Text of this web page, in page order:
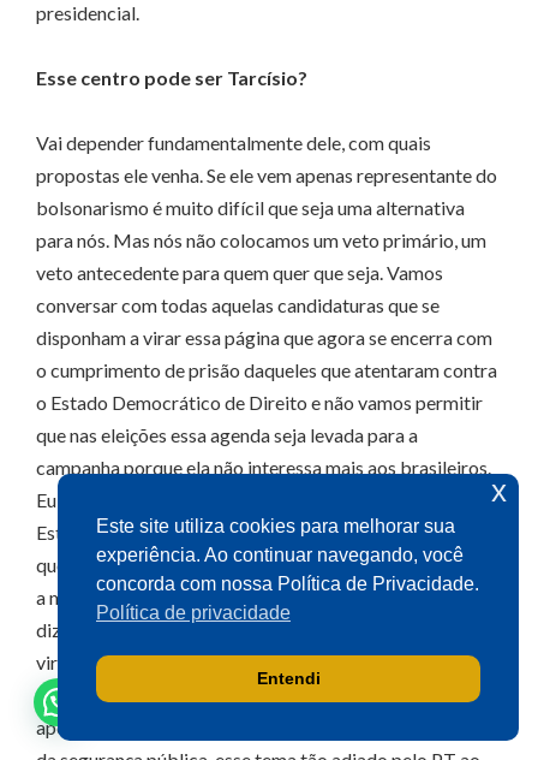
presidencial.
Esse centro pode ser Tarcísio?
Vai depender fundamentalmente dele, com quais
propostas ele venha. Se ele vem apenas representante do
bolsonarismo é muito difícil que seja uma alternativa
para nós. Mas nós não colocamos um veto primário, um
veto antecedente para quem quer que seja. Vamos
conversar com todas aquelas candidaturas que se
disponham a virar essa página que agora se encerra com
o cumprimento de prisão daqueles que atentaram contra
o Estado Democrático de Direito e não vamos permitir
que nas eleições essa agenda seja levada para a
campanha porque ela não interessa mais aos brasileiros.
Eu sou filho, eu sou neto da democracia. Atentar contra o
Estado Democrático de Direito é um dos maiores crimes
que se possa cometer. Os processos avançarem não cabe
a mim julgar se a pena foi excessiva ou não é. Cabe a mim
dizer: a decisão da Justiça tem que ser cumprida. Vamos
virar essa página. O PSDB está aqui para dizer: vamos
debater a continuidade da reforma tributária, seu
aperfeiçoamento. Vamos debater a questão da educação,
Olá! Seja bem-vindo(a).
Aqui você pode conversar diretamente
com o gabinete do Deputado Aécio
Neves.
Sua participação é muito importante
para nós!
Ao clicar para iniciar o contato pelo WhatsApp, você
concorda que seus dados serão utilizados exclusivamente
para atendimento relacionado às demandas, sugestões ou
informações referentes ao mandato do Deputado Aécio
Neves. Seus dados serão tratados com sigilo e não serão
compartilhados com terceiros.
Falar com gabinete
Este site utiliza cookies para melhorar sua
experiência. Ao continuar navegando, você
concorda com nossa Política de Privacidade.
Política de privacidade
Entendi
x